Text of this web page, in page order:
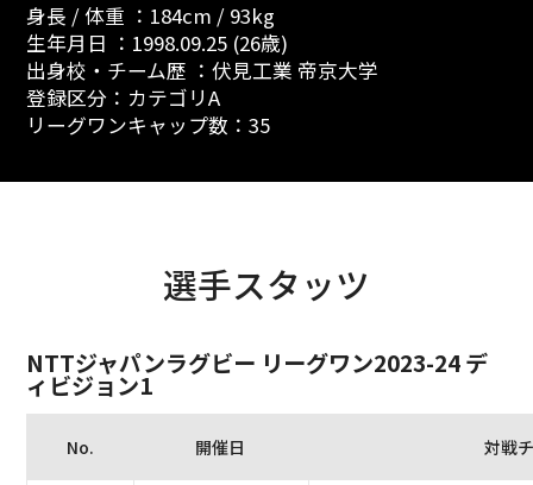
身長 / 体重 ：184cm / 93kg
生年月日 ：1998.09.25 (26歳)
出身校・チーム歴 ：伏見工業 帝京大学
登録区分：カテゴリA
リーグワンキャップ数：35
選手スタッツ
NTTジャパンラグビー リーグワン2023-24 デ
ィビジョン1
No. 開催日 対戦